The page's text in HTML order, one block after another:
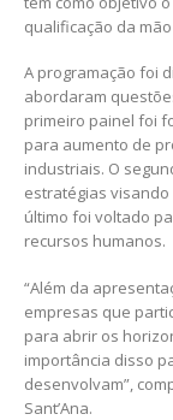
qualificação da
A programação foi
abordaram
primeiro painel foi
para aumento de
industriais. O
estratégias
último foi voltado
recursos humanos.
“Além da
empresas que
para abrir os
importância disso
desenvolvam”,
Sant’Ana.